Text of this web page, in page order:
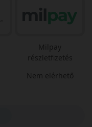
Milpay
részletfizetés
Nem elérhető